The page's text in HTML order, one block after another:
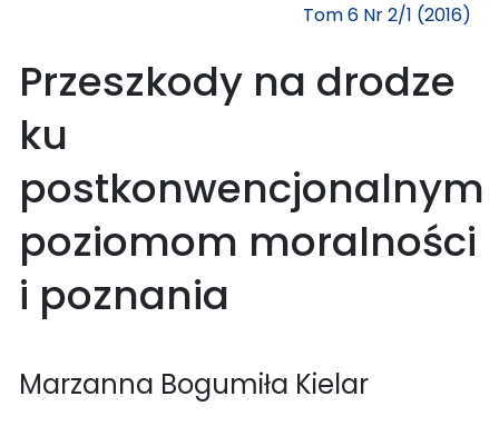
Tom 6 Nr 2/1 (2016)
Przeszkody na drodze
ku
postkonwencjonalnym
poziomom moralności
i poznania
Marzanna Bogumiła Kielar